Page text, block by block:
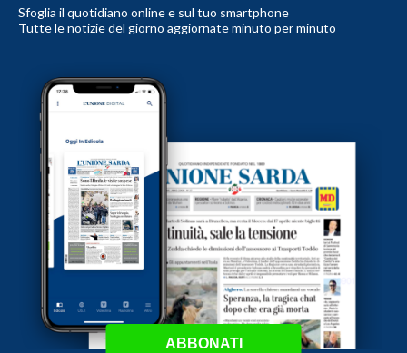
Sfoglia il quotidiano online e sul tuo smartphone
Tutte le notizie del giorno aggiornate minuto per minuto
ABBONATI